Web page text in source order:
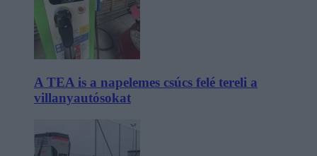
A TEA is a napelemes csúcs felé tereli a
villanyautósokat